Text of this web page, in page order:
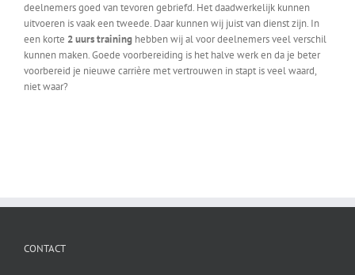
deelnemers goed van tevoren gebriefd. Het daadwerkelijk kunnen
uitvoeren is vaak een tweede. Daar kunnen wij juist van dienst zijn. In
een korte 2 uurs traininghebben wij al voor deelnemers veel verschil
kunnen maken. Goede voorbereiding is het halve werk en da je beter
voorbereid je nieuwe carrière met vertrouwen in stapt is veel waard,
niet waar?
CONTACT